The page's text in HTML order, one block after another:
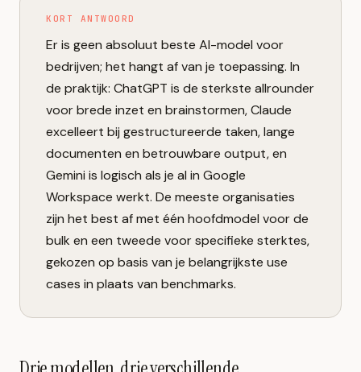
KORT ANTWOORD
Er is geen absoluut beste AI-model voor
bedrijven; het hangt af van je toepassing. In
de praktijk: ChatGPT is de sterkste allrounder
voor brede inzet en brainstormen, Claude
excelleert bij gestructureerde taken, lange
documenten en betrouwbare output, en
Gemini is logisch als je al in Google
Workspace werkt. De meeste organisaties
zijn het best af met één hoofdmodel voor de
bulk en een tweede voor specifieke sterktes,
gekozen op basis van je belangrijkste use
cases in plaats van benchmarks.